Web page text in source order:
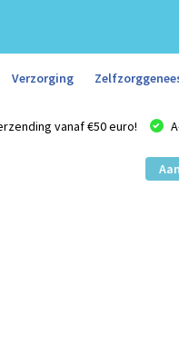
Verzorging
vanaf €50 euro!